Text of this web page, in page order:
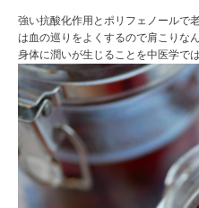
強い抗酸化作用とポリフェノールで
は血の巡りをよくするので肩こりな
身体に潤いが生じることを中医学で